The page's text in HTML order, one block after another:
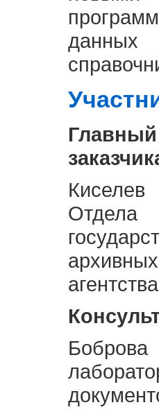
агентства